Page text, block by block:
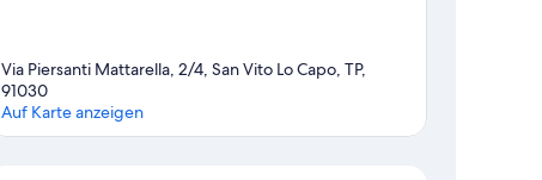
Via Piersanti Mattarella, 2/4, San Vito Lo Capo, TP,
91030
Auf Karte anzeigen